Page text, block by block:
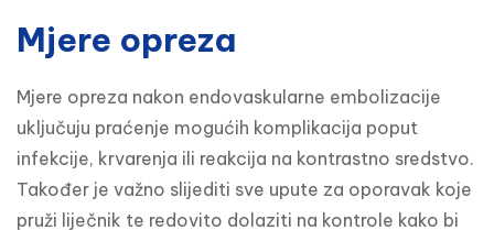
Mjere opreza
Mjere opreza nakon endovaskularne embolizacije
uključuju praćenje mogućih komplikacija poput
infekcije, krvarenja ili reakcija na kontrastno sredstvo.
Također je važno slijediti sve upute za oporavak koje
pruži liječnik te redovito dolaziti na kontrole kako bi